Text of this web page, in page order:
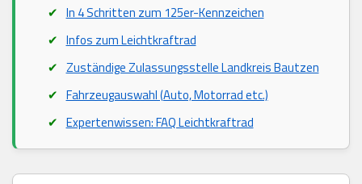
In 4 Schritten zum 125er-Kennzeichen
Infos zum Leichtkraftrad
Zuständige Zulassungsstelle Landkreis Bautzen
Fahrzeugauswahl (Auto, Motorrad etc.)
Expertenwissen: FAQ Leichtkraftrad